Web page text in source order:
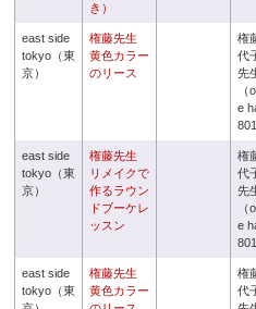
き）
east side
tokyo（東
京）
権藤先生
黄色カラー
のリース
権
代
先
（
e
801
east side
tokyo（東
京）
権藤先生
リメイクで
作るラウン
ドブーケレ
ッスン
権
代
先
（
e
801
east side
tokyo（東
権藤先生
黄色カラー
権
代